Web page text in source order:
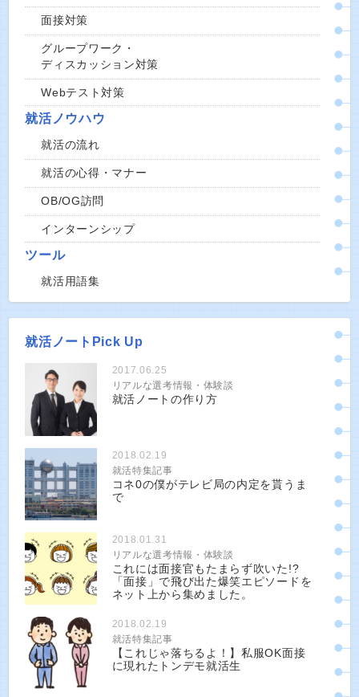
面接対策
グループワーク・
ディスカッション対策
Webテスト対策
就活ノウハウ
就活の流れ
就活の心得・マナー
OB/OG訪問
インターンシップ
ツール
就活用語集
就活ノートPick Up
2017.06.25
リアルな選考情報・体験談
就活ノートの作り方
2018.02.19
就活特集記事
コネ0の僕がテレビ局の内定を貰うま
で
2018.01.31
リアルな選考情報・体験談
これには面接官もたまらず吹いた!?
「面接」で飛び出た爆笑エピソードを
ネット上から集めました。
2018.02.19
就活特集記事
【これじゃ落ちるよ！】私服OK面接
に現れたトンデモ就活生